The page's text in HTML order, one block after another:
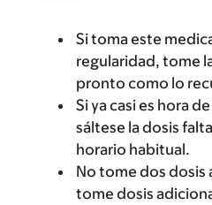
Si toma este
regularidad, tome
pronto como lo
Si ya casi es hora
sáltese la dosis
horario habitual.
No tome dos dosis
tome dosis